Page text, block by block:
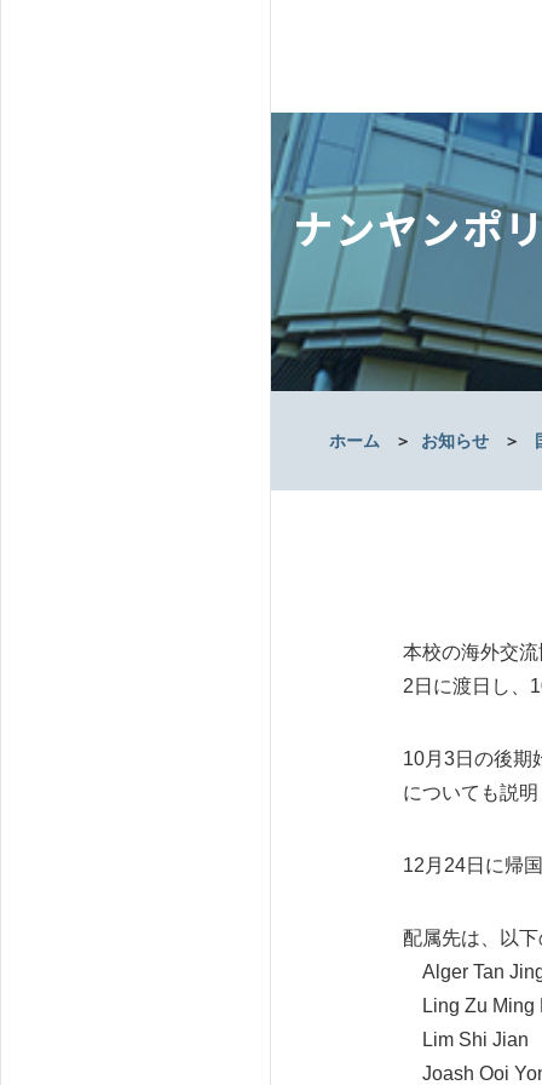
ナンヤンポ
ホーム ＞ お知らせ ＞
本校の海外交
2日に渡日し、
10月3日の後期
についても説
12月24日に帰
配属先は、以
Alger Tan
Ling Zu Ming
Lim Shi Jian
Joash Ooi